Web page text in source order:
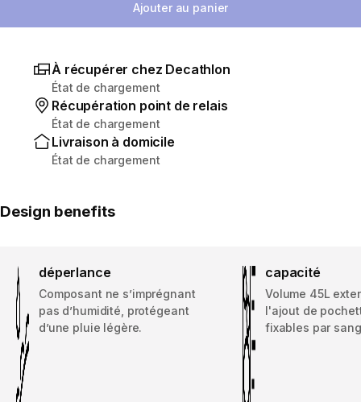
Ajouter au panier
À récupérer chez Decathlon
État de chargement
Récupération point de relais
État de chargement
Livraison à domicile
État de chargement
Design benefits
déperlance
Composant ne s’imprégnant
pas d’humidité, protégeant
d’une pluie légère.
capacité
Volume 45L
l'ajout de
fixables par